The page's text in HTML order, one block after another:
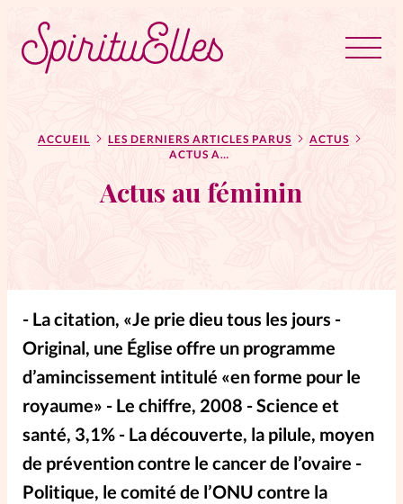
Tous les articles
Actus
Actus au féminin
Chroniques
Dossiers
Edito
Elles nous inspirent
Entre4yeux
L'anecdote
ACCUEIL LES DERNIERS ARTICLES PARUS
ACTUS
ACTUS AU FÉMININ
Actus au féminin
- La citation, «Je prie dieu tous les jours -
Original, une Église offre un programme
d’amincissement intitulé «en forme pour le
royaume» - Le chiffre, 2008 - Science et
santé, 3,1% - La découverte, la pilule, moyen
de prévention contre le cancer de l’ovaire -
Politique, le comité de l’ONU contre la